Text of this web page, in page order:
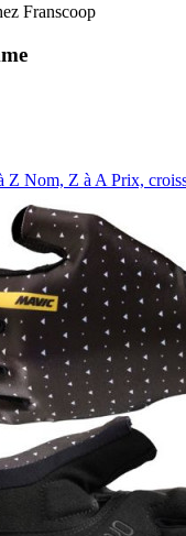
Franscoop
Z Nom, Z à APrix,